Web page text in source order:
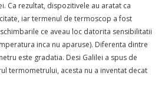
Ca rezultat, dispozitivele au aratat ca
iar termenul de termoscop a fost
ce aveau loc datorita sensibilitatii
inca nu aparuse). Diferenta dintre
este gradatia. Desi Galilei a spus de
termometrului, acesta nu a inventat decat